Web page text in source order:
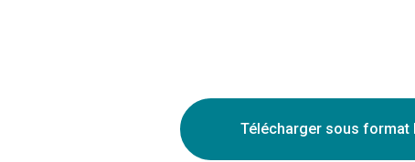
Télécharger sous format